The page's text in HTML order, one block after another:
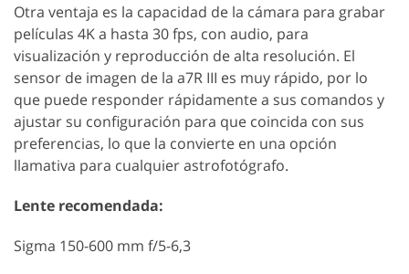
Otra ventaja es la capacidad de la cámara para grabar
películas 4K a hasta 30 fps, con audio, para
visualización y reproducción de alta resolución. El
sensor de imagen de la a7R III es muy rápido, por lo
que puede responder rápidamente a sus comandos y
ajustar su configuración para que coincida con sus
preferencias, lo que la convierte en una opción
llamativa para cualquier astrofotógrafo.
Lente recomendada:
Sigma 150-600 mm f/5-6,3